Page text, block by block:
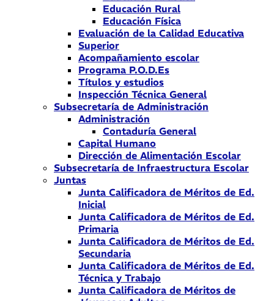
Educación Rural
Educación Física
Evaluación de la Calidad Educativa
Superior
Acompañamiento escolar
Programa P.O.D.Es
Títulos y estudios
Inspección Técnica General
Subsecretaría de Administración
Administración
Contaduría General
Capital Humano
Dirección de Alimentación Escolar
Subsecretaría de Infraestructura Escolar
Juntas
Junta Calificadora de Méritos de Ed.
Inicial
Junta Calificadora de Méritos de Ed.
Primaria
Junta Calificadora de Méritos de Ed.
Secundaria
Junta Calificadora de Méritos de Ed.
Técnica y Trabajo
Junta Calificadora de Méritos de